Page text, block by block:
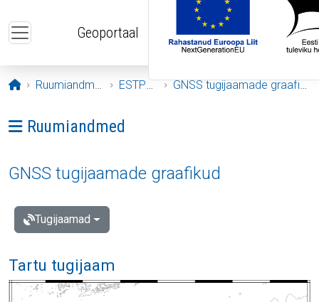
Geoportaal
Avaleht
Ruumiandmed ESTPOS GNSS tugijaamade graafikud
Ava menüü: Ruumiandmed
Ruumiandmed
GNSS tugijaamade graafikud
Tugijaamad
Tartu tugijaam